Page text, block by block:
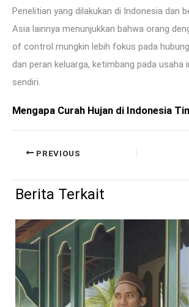
Penelitian yang dilakukan di Indonesia dan
Asia lainnya menunjukkan bahwa orang
of control mungkin lebih fokus pada
dan peran keluarga, ketimbang pada usaha
sendiri.
Mengapa Curah Hujan di Indonesia
PREVIOUS
Berita Terkait